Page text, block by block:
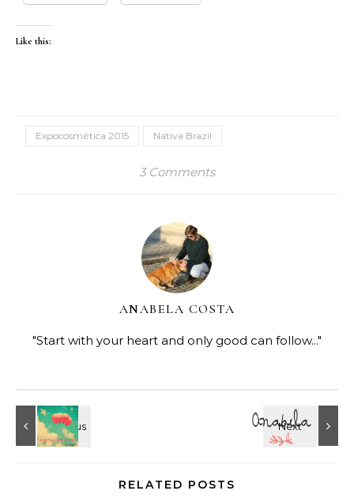
Like this:
Expocosmética 2015 Nativa Brazil
3 Comments
ANABELA COSTA
"Start with your heart and only good can follow..."
RELATED POSTS